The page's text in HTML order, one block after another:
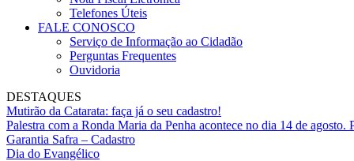
Telefones Úteis
FALE CONOSCO
Serviço de Informação ao Cidadão
Perguntas Frequentes
Ouvidoria
DESTAQUES
Mutirão da Catarata: faça já o seu cadastro!
Palestra com a Ronda Maria da Penha acontece no dia 14 de agosto.
Garantia Safra – Cadastro
Dia do Evangélico